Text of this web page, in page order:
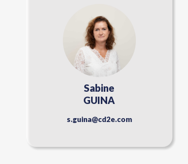
Sabine
GUINA
s.guina@cd2e.com